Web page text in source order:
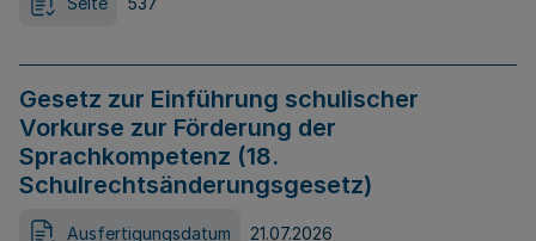
Gesetz zur Einführung schulischer
Vorkurse zur Förderung der
Sprachkompetenz (18.
Schulrechtsänderungsgesetz)
Ausfertigungsdatum 21.07.2026